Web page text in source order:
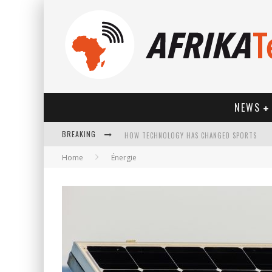
NEWS
BREAKING HOW TECHNOLOGY HAS CHANGED SPORTS
Home Énergie